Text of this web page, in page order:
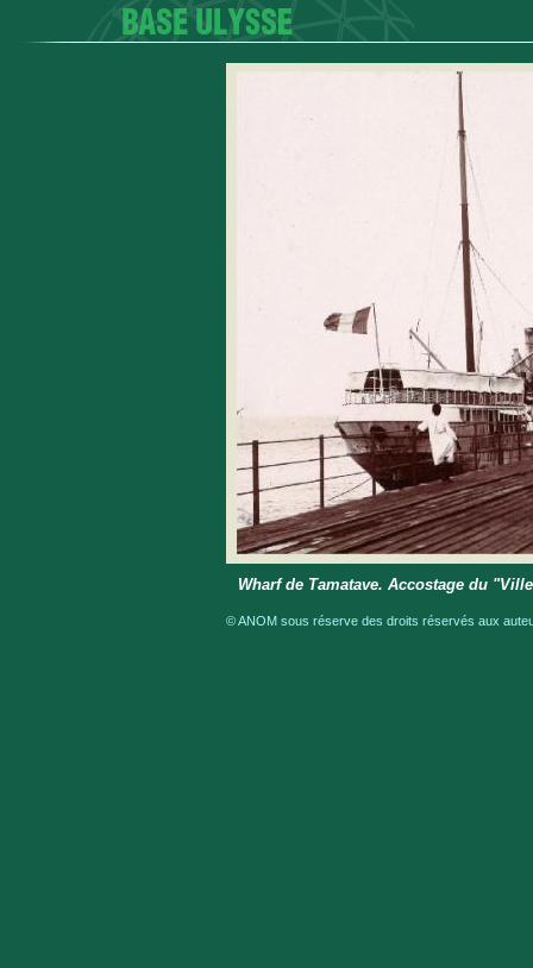
Wharf de Tamatave. Accostage du
© ANOM sous réserve des droits réservés aux